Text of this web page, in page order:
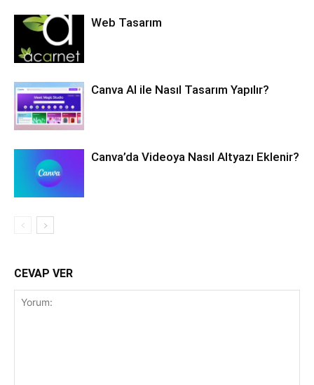
Web Tasarım
Canva AI ile Nasıl Tasarım Yapılır?
Canva’da Videoya Nasıl Altyazı Eklenir?
CEVAP VER